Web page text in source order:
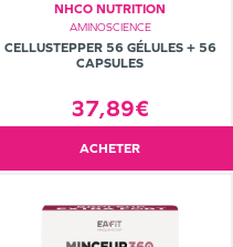
NHCO NUTRITION
AMINOSCIENCE
CELLUSTEPPER 56 GÉLULES + 56
CAPSULES
37,89€
ACHETER